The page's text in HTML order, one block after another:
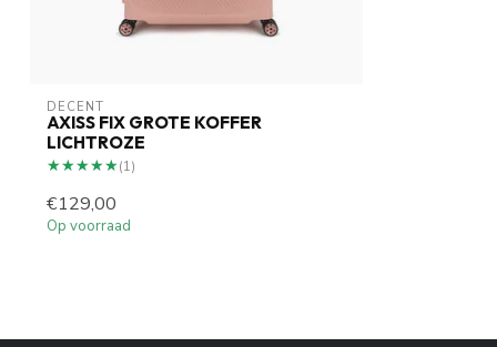
DECENT
AXISS FIX GROTE KOFFER
LICHTROZE
★★★★★
★★★★★(1)
€129,00
Op voorraad